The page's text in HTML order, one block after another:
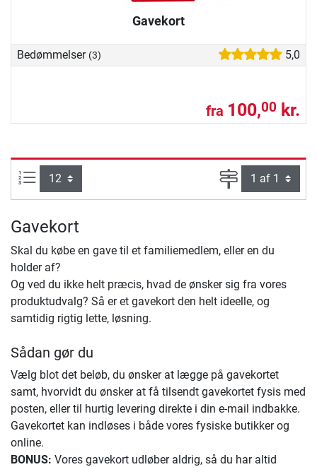
Gavekort
Bedømmelser (3) 5,0
fra 100,00 kr.
Artikel pr. side: Side
Gavekort
Skal du købe en gave til et familiemedlem, eller en du
holder af?
Og ved du ikke helt præcis, hvad de ønsker sig fra vores
produktudvalg? Så er et gavekort den helt ideelle, og
samtidig rigtig lette, løsning.
Sådan gør du
Vælg blot det beløb, du ønsker at lægge på gavekortet
samt, hvorvidt du ønsker at få tilsendt gavekortet fysis med
posten, eller til hurtig levering direkte i din e-mail indbakke.
Gavekortet kan indløses i både vores fysiske butikker og
online.
BONUS: Vores gavekort udløber aldrig, så du har altid